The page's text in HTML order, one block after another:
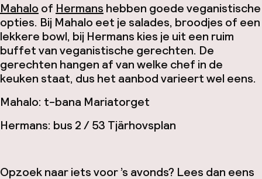
Mahalo of Hermans hebben goede veganistische
opties. Bij Mahalo eet je salades, broodjes of een
lekkere bowl, bij Hermans kies je uit een ruim
buffet van veganistische gerechten. De
gerechten hangen af van welke chef in de
keuken staat, dus het aanbod varieert wel eens.
Mahalo: t-bana Mariatorget
Hermans: bus 2 / 53 Tjärhovsplan
Opzoek naar iets voor ’s avonds? Lees dan eens